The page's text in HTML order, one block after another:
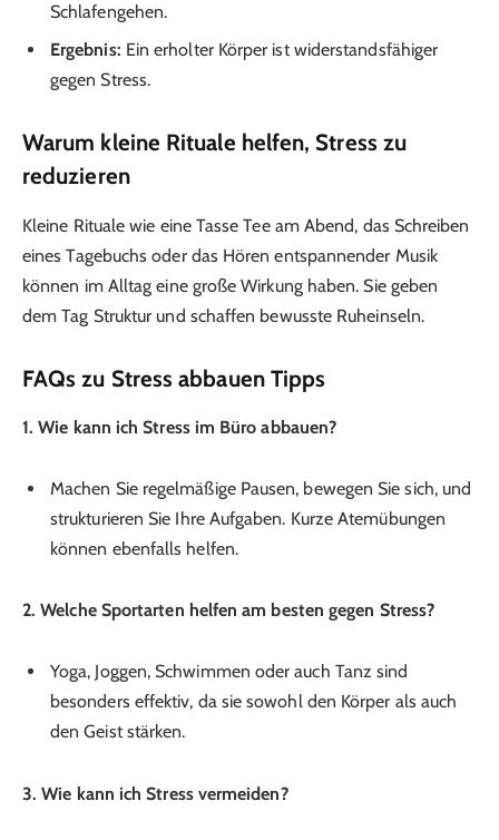
Schlafengehen.
Ergebnis: Ein erholter Körper ist widerstandsfähiger
gegen Stress.
Warum kleine Rituale helfen, Stress zu
reduzieren
Kleine Rituale wie eine Tasse Tee am Abend, das Schreiben
eines Tagebuchs oder das Hören entspannender Musik
können im Alltag eine große Wirkung haben. Sie geben
dem Tag Struktur und schaffen bewusste Ruheinseln.
FAQs zu Stress abbauen Tipps
1. Wie kann ich Stress im Büro abbauen?
Machen Sie regelmäßige Pausen, bewegen Sie sich, und
strukturieren Sie Ihre Aufgaben. Kurze Atemübungen
können ebenfalls helfen.
2. Welche Sportarten helfen am besten gegen Stress?
Yoga, Joggen, Schwimmen oder auch Tanz sind
besonders effektiv, da sie sowohl den Körper als auch
den Geist stärken.
3. Wie kann ich Stress vermeiden?